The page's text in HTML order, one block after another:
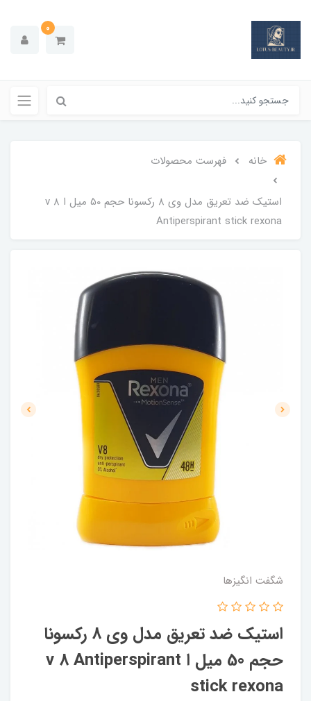
0
خانه فهرست محصولات
استیک ضد تعریق مدل وی 8 رکسونا حجم 50 میل ا v 8
Antiperspirant stick rexona
شگفت انگيزها
استیک ضد تعریق مدل وی 8 رکسونا
حجم 50 میل ا v 8 Antiperspirant
stick rexona